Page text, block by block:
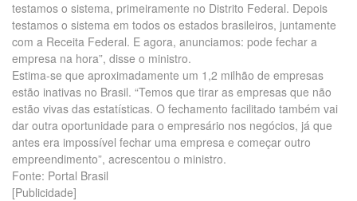
testamos o sistema, primeiramente no Distrito Federal. Depois
testamos o sistema em todos os estados brasileiros, juntamente
com a Receita Federal. E agora, anunciamos: pode fechar a
empresa na hora”, disse o ministro.
Estima-se que aproximadamente um 1,2 milhão de empresas
estão inativas no Brasil. “Temos que tirar as empresas que não
estão vivas das estatísticas. O fechamento facilitado também vai
dar outra oportunidade para o empresário nos negócios, já que
antes era impossível fechar uma empresa e começar outro
empreendimento”, acrescentou o ministro.
Fonte: Portal Brasil
[Publicidade]